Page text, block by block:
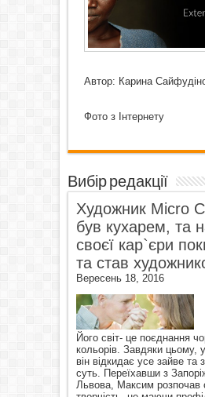
Автор: Карина
Фото з Інтернету
Вибір редакції
Художник Micro
був кухарем, та
своєї кар`єри
та став
Вересень 18, 2016
Його світ- це поєднання
кольорів. Завдяки цьому,
він відкидає усе зайве
суть. Переїхавши з
Львова, Максим розпочав